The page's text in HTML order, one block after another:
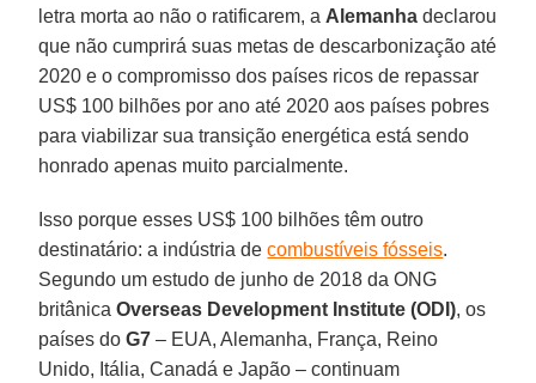
letra morta ao não o ratificarem, a Alemanha declarou
que não cumprirá suas metas de descarbonização até
2020 e o compromisso dos países ricos de repassar
US$ 100 bilhões por ano até 2020 aos países pobres
para viabilizar sua transição energética está sendo
honrado apenas muito parcialmente.
Isso porque esses US$ 100 bilhões têm outro
destinatário: a indústria decombustíveis fósseis.
Segundo um estudo de junho de 2018 da ONG
britânicaOverseas Development Institute (ODI), os
países doG7 – EUA, Alemanha, França, Reino
Unido, Itália, Canadá e Japão – continuam